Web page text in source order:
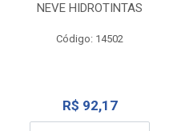
NEVE HIDROTINTAS
Código: 14502
R$ 92,17